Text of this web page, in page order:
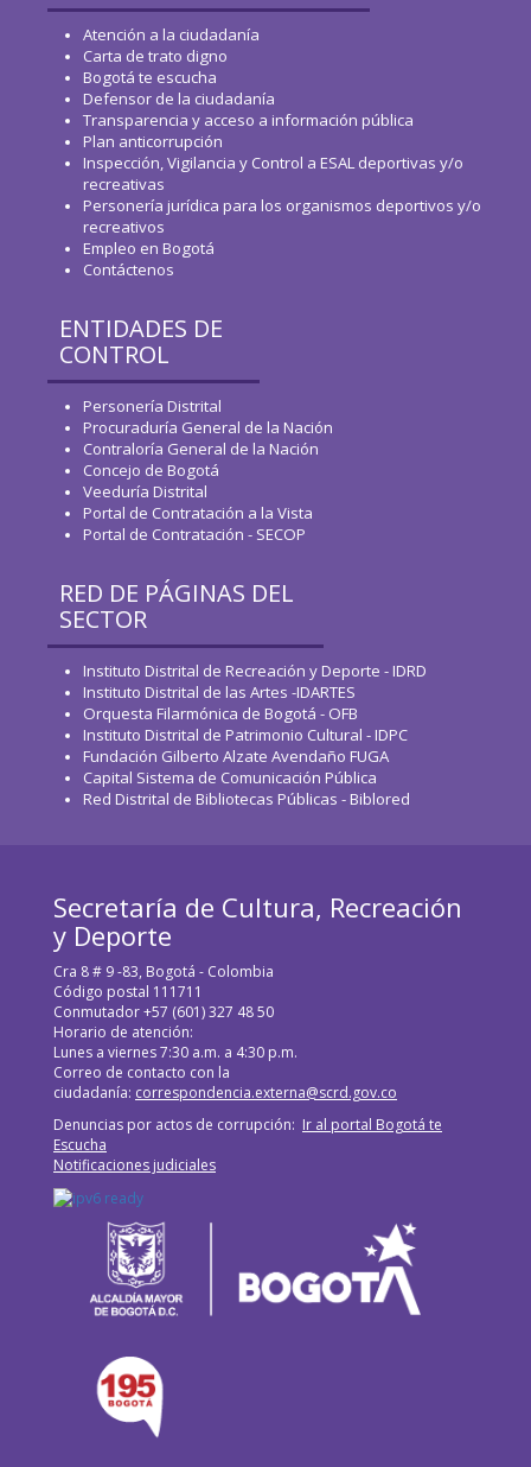
Atención a la ciudadanía
Carta de trato digno
Bogotá te escucha
Defensor de la ciudadanía
Transparencia y acceso a información pública
Plan anticorrupción
Inspección, Vigilancia y Control a ESAL deportivas y/o
recreativas
Personería jurídica para los organismos deportivos y/o
recreativos
Empleo en Bogotá
Contáctenos
ENTIDADES DE
CONTROL
Personería Distrital
Procuraduría General de la Nación
Contraloría General de la Nación
Concejo de Bogotá
Veeduría Distrital
Portal de Contratación a la Vista
Portal de Contratación - SECOP
RED DE PÁGINAS DEL
SECTOR
Instituto Distrital de Recreación y Deporte - IDRD
Instituto Distrital de las Artes -IDARTES
Orquesta Filarmónica de Bogotá - OFB
Instituto Distrital de Patrimonio Cultural - IDPC
Fundación Gilberto Alzate Avendaño FUGA
Capital Sistema de Comunicación Pública
Red Distrital de Bibliotecas Públicas - Biblored
Secretaría de Cultura, Recreación
y Deporte
Cra 8 # 9 -83, Bogotá - Colombia
Código postal 111711
Conmutador +57 (601) 327 48 50
Horario de atención:
Lunes a viernes 7:30 a.m. a 4:30 p.m.
Correo de contacto con la
ciudadanía: correspondencia.externa@scrd.gov.co
Denuncias por actos de corrupción: Ir al portal Bogotá te
Escucha
Notificaciones judiciales